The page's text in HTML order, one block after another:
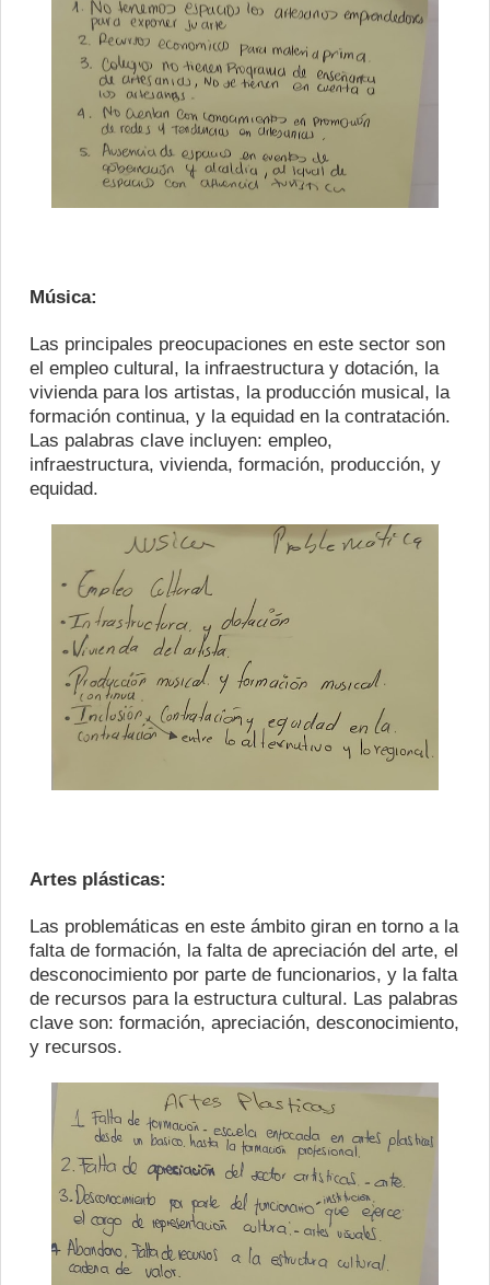
Música:
Las principales preocupaciones en este sector son
el empleo cultural, la infraestructura y dotación, la
vivienda para los artistas, la producción musical, la
formación continua, y la equidad en la contratación.
Las palabras clave incluyen: empleo,
infraestructura, vivienda, formación, producción, y
equidad.
Artes plásticas:
Las problemáticas en este ámbito giran en torno a la
falta de formación, la falta de apreciación del arte, el
desconocimiento por parte de funcionarios, y la falta
de recursos para la estructura cultural. Las palabras
clave son: formación, apreciación, desconocimiento,
y recursos.